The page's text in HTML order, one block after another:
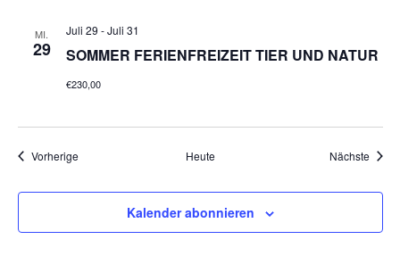
MI.
29 SOMMER FERIENFREIZEIT TIER UND NATUR
Juli 29 -Juli 31
€230,00
VorherigeVeranstaltungen Heute Nächste
Kalender abonnieren